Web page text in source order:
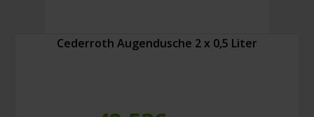
Cederroth Augendusche 2 x 0,5 Liter